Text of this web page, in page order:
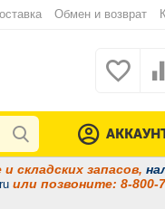
Обмен и возврат
складских запасов,
или позвоните: 8-800-